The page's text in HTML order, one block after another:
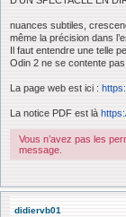
nuances subtiles,
même la précision dans
Il faut entendre une telle
Odin 2 ne se contente
La page web est ici :
La notice PDF est là
Vous n’avez pas les
message.
didiervb01